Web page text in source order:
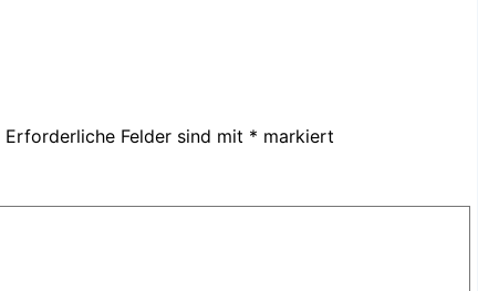
Erforderliche Felder sind mit * markiert